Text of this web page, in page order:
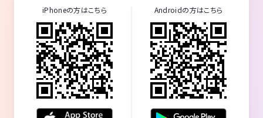
iPhoneの方はこちら Androidの方はこちら